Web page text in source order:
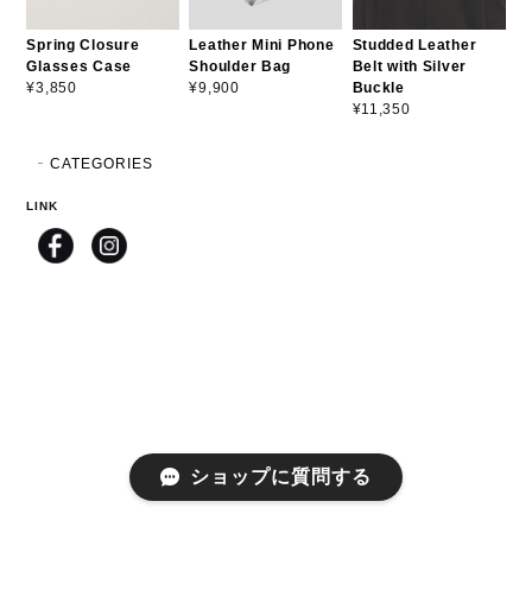
Spring Closure
Glasses Case
¥3,850
Leather Mini Phone
Shoulder Bag
¥9,900
Studded Leather
Belt with Silver
Buckle
¥11,350
CATEGORIES
LINK
ショップに質問する